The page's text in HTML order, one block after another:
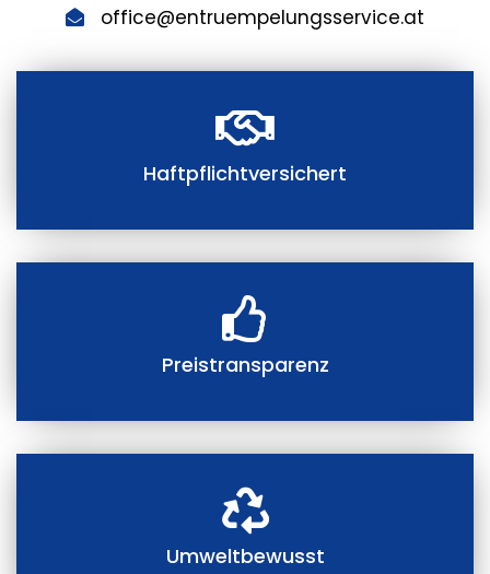
office@entruempelungsservice.at
Haftpflichtversichert
Preistransparenz
Umweltbewusst